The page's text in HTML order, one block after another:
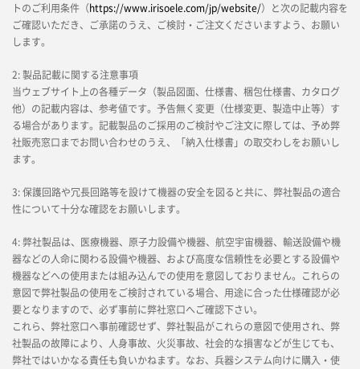
トのご利用条件（https://www.irisoele.com/jp/website/）と次の記載内容を
ご確認いただき、ご承諾のうえ、ご検討・ご注文くださいますよう、お願い
します。
2: 製品記載に関する注意事項
当ウェブサイト上の各種データ（製品図面、仕様書、梱包仕様書、カタログ
他）の記載内容は、参考値です。予告無く変更（仕様変更、製造中止等）す
る場合があります。記載製品のご採用のご検討やご注文に際しては、予め弊
社販売窓口までお問い合わせのうえ、「納入仕様書」の取交わしをお願いし
ます。
3: 保護回路や冗長回路等を設けて機器の安全を図ると共に、弊社製品の適合
性について十分な確認をお願いします。
4: 弊社製品は、医療機器、原子力設備や機器、航空宇宙機器、輸送設備や機
器などの人命に関わる設備や機器、および高度な信頼性を必要とする設備や
機器などへの使用または組み込んでの使用を意図しておりません。これらの
意図で弊社製品の使用をご検討されている場合、用途に合った仕様確認が必
要となりますので、必ず事前に弊社窓口へご確認下さい。
これら、弊社窓口へ事前確認せず、弊社製品がこれらの意図で使用され、弊
社製品の故障により、人身事故、火災事故、社会的な損害などが生じても、
弊社ではいかなる責任も負いかねます。なお、兵器システム向けに購入・使